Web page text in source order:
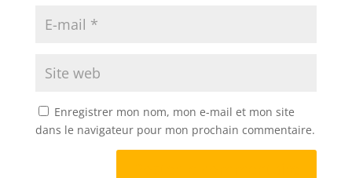
Enregistrer mon nom, mon e-mail et mon site
dans le navigateur pour mon prochain commentaire.